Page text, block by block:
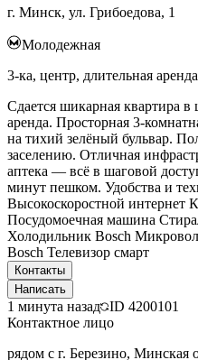
г. Минск, ул. Грибоедова, 1
Молодежная
3-ка, центр, длительная аренда
Сдается шикарная квартира
аренда. Просторная
на тихий зелёный бульвар.
заселению. Отличная
аптека — всё в шаговой
минут пешком. Удобства и
Высокоскоростной интернет
Посудомоечная машина
Холодильник Bosch
Bosch Телевизор смарт
Контакты
Написать
1 минута назад ID 4200101
Контактное лицо
рядом с г. Березино, Минская